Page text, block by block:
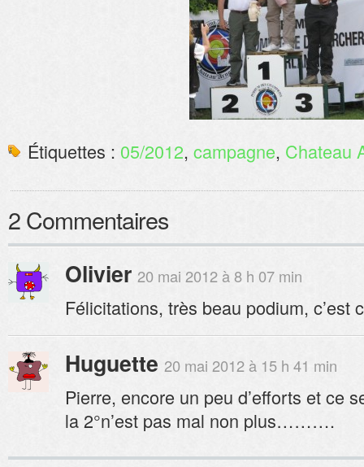
Étiquettes : 05/2012, campagne, Chateau
2 Commentaires
Olivier 20 mai 2012 à 8 h 07 min
Félicitations, très beau podium, c’est
Huguette 20 mai 2012 à 15 h 41 min
Pierre, encore un peu d’efforts et ce
la 2°n’est pas mal non plus……….